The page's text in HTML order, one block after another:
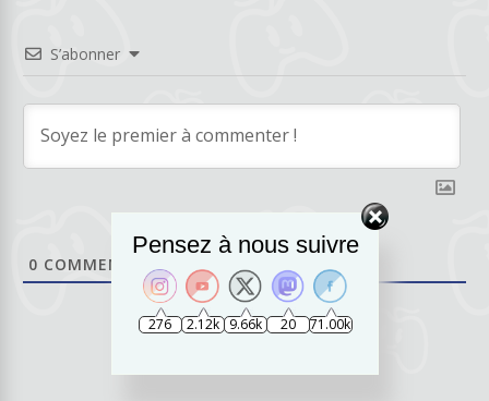
S’abonner
0 COMMENTAIRES
Pensez à nous suivre
276 2.12k 9.66k 20 71.00k